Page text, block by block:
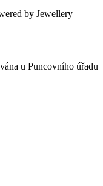
by Jewellery
u Puncovního úřadu